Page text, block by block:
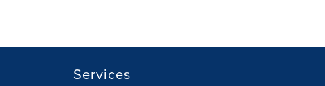
Services